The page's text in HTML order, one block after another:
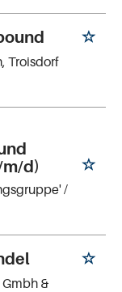
Troisdorf
d)
/
&